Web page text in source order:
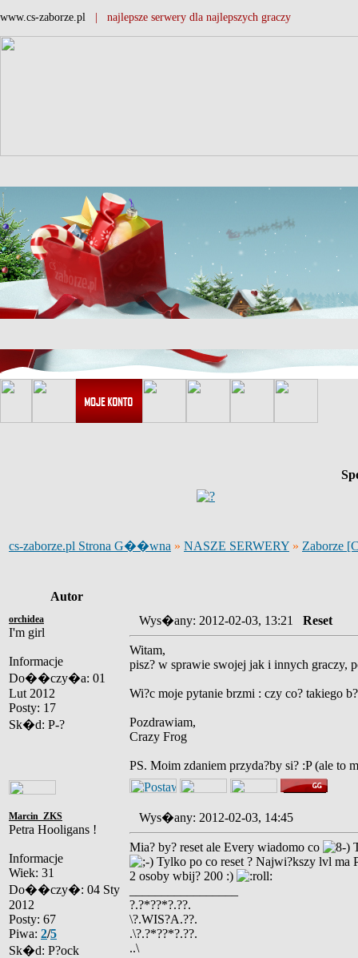
www.cs-zaborze.pl | najlepsze serwery dla najlepszych graczy
cs-zaborze.pl Strona G��wna » NASZE SERWERY » Zaborze
Autor
orchidea
I'm girl
Informacje
Do��czy�a: 01
Lut 2012
Posty: 17
Sk�d: P-?
Wys�any: 2012-02-03, 13:21 Reset
Witam,
pisz? w sprawie swojej jak i innych graczy,
Wi?c moje pytanie brzmi : czy co? takiego
Pozdrawiam,
Crazy Frog
PS. Moim zdaniem przyda?by si? :P (ale to
Marcin_ZKS
Petra Hooligans !
Informacje
Wiek: 31
Do��czy�: 04 Sty
2012
Posty: 67
Piwa: 2/5
Sk�d: P?ock
Wys�any: 2012-02-03, 14:45
Mia? by? reset ale Every wiadomo co
Tylko po co reset ? Najwi?kszy lvl ma
2 osoby wbij? 200 :)
?.?*??*?.??.
\?.WIS?A.??.
.\?.?*??*?.??.
..\